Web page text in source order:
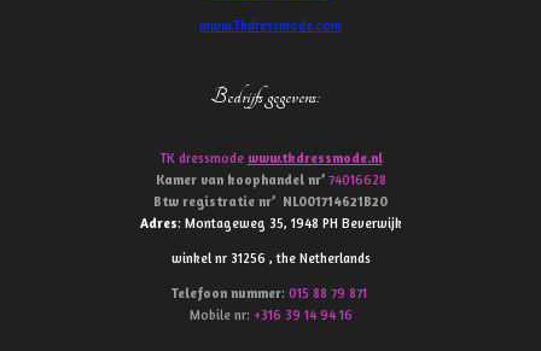
www.Tkdressmode.com
Bedrijfs gegevens:
TK dressmode www.tkdressmode.nl
Kamer van koophandel nr’ 74016628
Btw registratie nr’ NL001714621B20
Adres: Montageweg 35, 1948 PH Beverwijk
winkel nr 31256 , the Netherlands
Telefoon nummer: 015 88 79 871
Mobile nr: +316 39 14 94 16